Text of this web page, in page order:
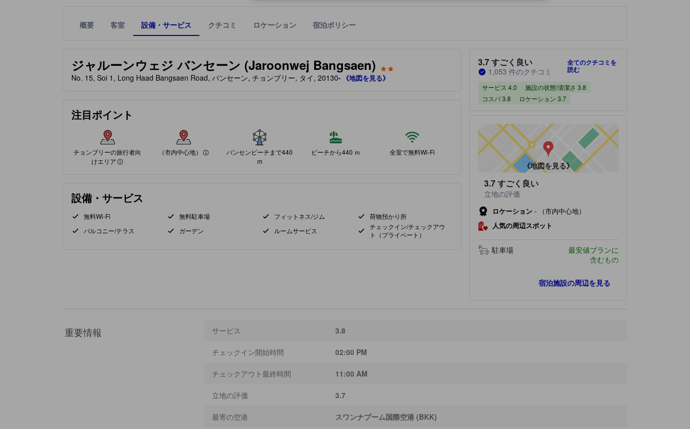
概要 客室 設備・サービス クチコミ ロケーション 宿泊ポリシー
ジャルーンウェジ バンセーン (Jaroonwej Bangsaen)
星評価、最高5の内2
tooltip
星評価は、提携サイトから受け取った情報であり、宿泊施設に備わっていると予測される快適さや客室のレベルを示すものです。
No. 15, Soi 1, Long Haad Bangsaen Road, バンセーン, チョンブリー, タイ, 20130- 《地図を見る》
注目ポイント
チョンブリーの旅行者向
けエリア
チョンブリーの旅行者向けエリア
旅慣れたユーザー御用達のエリアです。このエリアにある宿泊施設は、高いロケーション評価・高いクチコミスコアを獲得しており大変人気です。
（市内中心地）
（市内中心地）
66%が好評価
バンセンビーチまで440
m
ビーチから440 ｍ 全室で無料Wi-Fi
設備・サービス
無料Wi-Fi 無料駐車場 フィットネス/ジム
荷物預かり所
バルコニー/テラス
ガーデン ルームサービス
チェックイン/チェックアウ
ト（プライベート）
宿泊施設のクチコミスコア：3.7 / 5 すごく良い 1,053 件のクチコミ
3.7すごく良い
1,053 件のクチコミ
全てのクチコミを
読む
サービス 4.0
施設の状態/清潔さ 3.8
コスパ 3.8
ロケーション 3.7
《地図を見る》
3.7すごく良い
立地の評価
ロケーション -
（市内中心地）
人気の周辺スポット
駐車場
最安値プランに
含むもの
宿泊施設の周辺を見る
重要情報 サービス 3.8
チェックイン開始時間 02:00 PM
チェックアウト最終時間 11:00 AM
立地の評価 3.7
最寄の空港 スワンナプーム国際空港 (BKK)